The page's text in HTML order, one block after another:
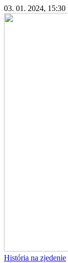
03. 01. 2024, 15:30
História na zjedenie